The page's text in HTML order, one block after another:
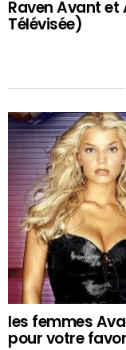
Raven Avant et
Télévisée)
les femmes
pour votre